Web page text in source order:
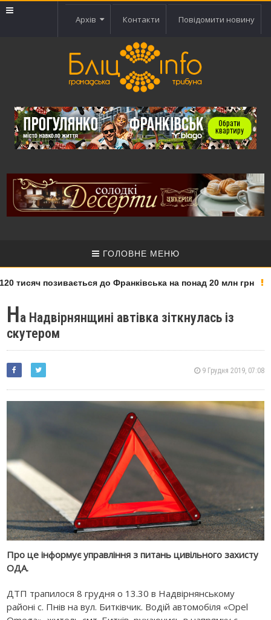
Архів Контакти Повідомити новину
ГОЛОВНЕ МЕНЮ
тисяч позивається до Франківська на понад 20 млн грн
На Надвірнянщині автівка зіткнулась із
скутером
9 Грудня 2019, 07:08
Про це інформує управління з питань цивільного захисту
ОДА.
ДТП трапилося 8 грудня о 13.30 в Надвірнянському
районі с. Пнів на вул. Битківчик. Водій автомобіля «Opel